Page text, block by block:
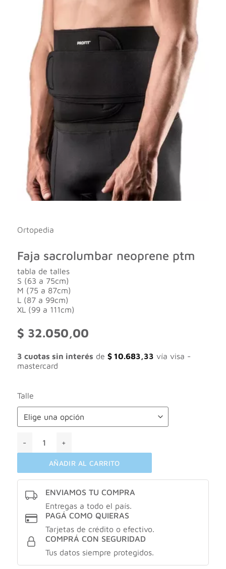
Ortopedia
Faja sacrolumbar neoprene ptm
tabla de talles
S (63 a 75cm)
M (75 a 87cm)
L (87 a 99cm)
XL (99 a 111cm)
$ 32.050,00
3 cuotas sin interés de $10.683,33 vía visa -
mastercard
Talle
AÑADIR AL CARRITO
ENVIAMOS TU COMPRA
Entregas a todo el país.
PAGÁ COMO QUIERAS
Tarjetas de crédito o efectivo.
COMPRÁ CON SEGURIDAD
Tus datos siempre protegidos.